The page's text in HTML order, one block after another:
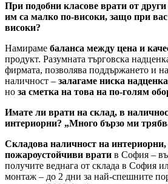
При подобни класове врати от
им са малко по-високи, защо при вас
високи?
Намираме баланса между цена и
продукт. Разумната търговска
фирмата, позволява поддържането и
наличност – залагаме ниска надценка
но за сметка на това на по-голям
Имате ли врати на склад, в
интериорни? „Много бързо ми
Складова наличност на интериорни,
пожароустойчиви врати в София –
получите веднага от склада в София
монтаж – до 2 дни за най-спешните